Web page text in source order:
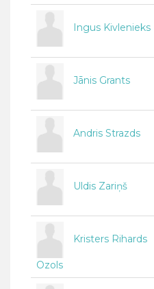
Ingus Kivlenieks
Jānis Grants
Andris Strazds
Uldis Zariņš
Kristers Rihards
Ozols